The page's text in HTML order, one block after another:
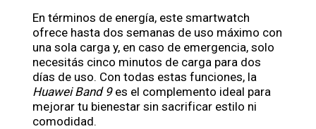
En términos de energía, este smartwatch
ofrece hasta dos semanas de uso máximo con
una sola carga y, en caso de emergencia, solo
necesitás cinco minutos de carga para dos
días de uso. Con todas estas funciones, la
Huawei Band 9es el complemento ideal para
mejorar tu bienestar sin sacrificar estilo ni
comodidad.